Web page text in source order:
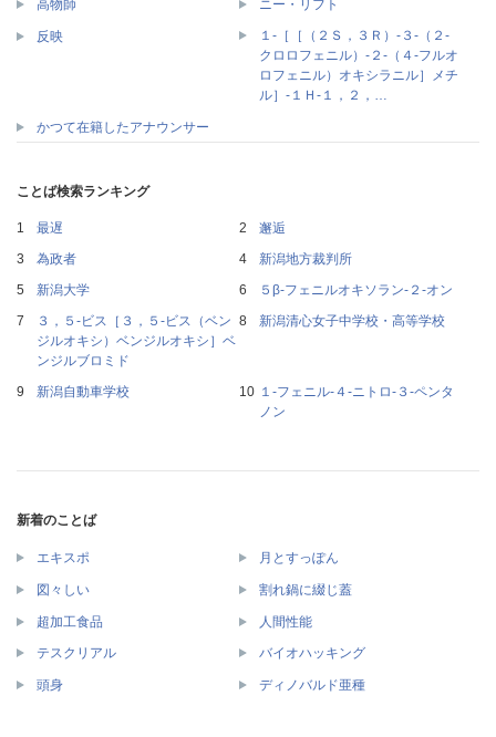
高物師 ニー・リフト
反映
１‐［［（２Ｓ，３Ｒ）‐３‐（２‐
クロロフェニル）‐２‐（４‐フルオ
ロフェニル）オキシラニル］メチ
ル］‐１Ｈ‐１，２，…
かつて在籍したアナウンサー
ことば検索ランキング
最遅
邂逅
為政者
新潟地方裁判所
新潟大学
５β‐フェニルオキソラン‐２‐オン
３，５‐ビス［３，５‐ビス（ベン
ジルオキシ）ベンジルオキシ］ベ
ンジルブロミド
新潟清心女子中学校・高等学校
新潟自動車学校
１‐フェニル‐４‐ニトロ‐３‐ペンタ
ノン
新着のことば
エキスポ 月とすっぽん
図々しい 割れ鍋に綴じ蓋
超加工食品 人間性能
テスクリアル バイオハッキング
頭身 ディノバルド亜種